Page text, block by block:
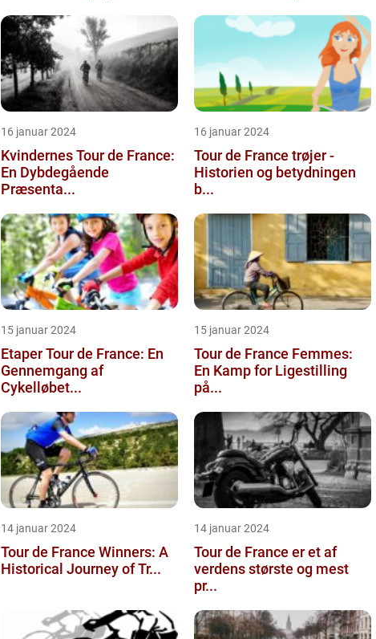
16 januar 2024
Kvindernes Tour de France:
En Dybdegående
Præsenta...
16 januar 2024
Tour de France trøjer -
Historien og betydningen
b...
15 januar 2024
Etaper Tour de France: En
Gennemgang af
Cykelløbet...
15 januar 2024
Tour de France Femmes:
En Kamp for Ligestilling
på...
14 januar 2024
Tour de France Winners: A
Historical Journey of Tr...
14 januar 2024
Tour de France er et af
verdens største og mest
pr...